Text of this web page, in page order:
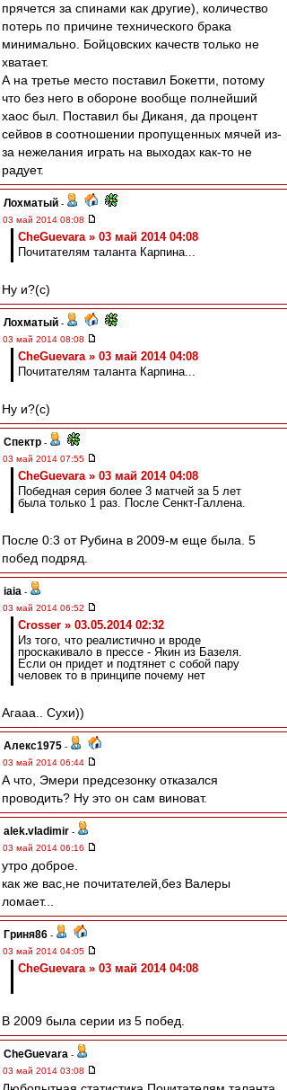
прячется за спинами как другие), количество
потерь по причине технического брака
минимально. Бойцовских качеств только не
хватает.
А на третье место поставил Бокетти, потому
что без него в обороне вообще полнейший
хаос был. Поставил бы Диканя, да процент
сейвов в соотношении пропущенных мячей из-
за нежелания играть на выходах как-то не
радует.
Лохматый -
03 май 2014 08:08
CheGuevara » 03 май 2014 04:08
Почитателям таланта Карпина...
Ну и?(с)
Лохматый -
03 май 2014 08:08
CheGuevara » 03 май 2014 04:08
Почитателям таланта Карпина...
Ну и?(с)
Спектр -
03 май 2014 07:55
CheGuevara » 03 май 2014 04:08
Победная серия более 3 матчей за 5 лет
была только 1 раз. После Сенкт-Галлена.
После 0:3 от Рубина в 2009-м еще была. 5
побед подряд.
iaia -
03 май 2014 06:52
Crosser » 03.05.2014 02:32
Из того, что реалистично и вроде
проскакивало в прессе - Якин из Базеля.
Если он придет и подтянет с собой пару
человек то в принципе почему нет
Агааа.. Сухи))
Алекс1975 -
03 май 2014 06:44
А что, Эмери предсезонку отказался
проводить? Ну это он сам виноват.
alek.vladimir -
03 май 2014 06:16
утро доброе.
как же вас,не почитателей,без Валеры
ломает...
Гриня86 -
03 май 2014 04:05
CheGuevara » 03 май 2014 04:08
В 2009 была серии из 5 побед.
CheGuevara -
03 май 2014 03:08